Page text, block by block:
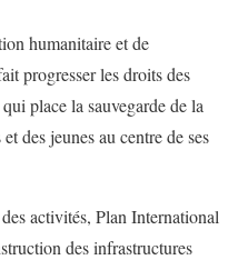
humanitaire et de
progresser les droits des
place la sauvegarde de la
des jeunes au centre de ses
activités, Plan International
des infrastructures